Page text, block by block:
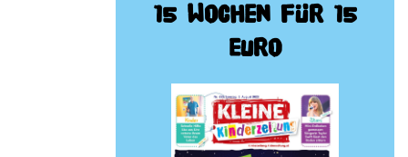
15 Wochen für 15
Euro